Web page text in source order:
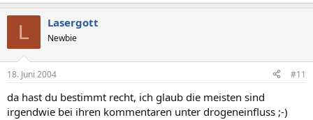
L Lasergott
Newbie
18. Juni 2004 #11
da hast du bestimmt recht, ich glaub die meisten sind
irgendwie bei ihren kommentaren unter drogeneinfluss ;-)